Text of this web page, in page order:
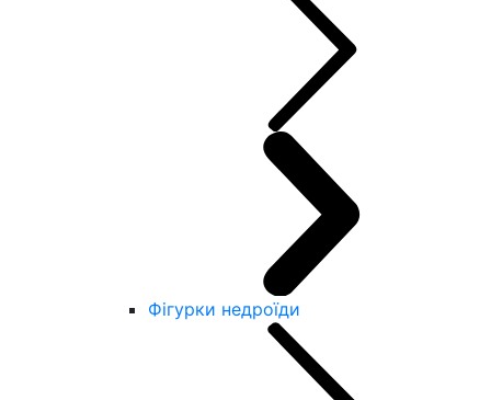
Фігурки недроїди